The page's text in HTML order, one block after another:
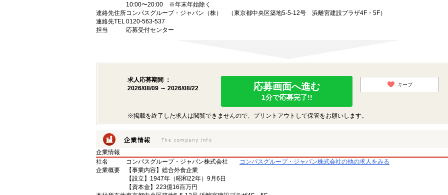
10:00〜20:00 ※年末年始除く
連絡先住所コンパスグループ・ジャパン（株） （東京都中央区築地5-5-12号 浜離宮建設プラザ4F・5F）
連絡先TEL0120-563-537
担当
応募受付センター
求人応募期間 ：
2026/08/09 ～ 2026/08/22
応募画面へ進む
1分で応募完了!!
キープ
※掲載を終了した求人は閲覧できませんので、プリントアウトして保管をお願いします。
企業情報
社名
コンパスグループ・ジャパン株式会社
コンパスグループ・ジャパン株式会社の他の求人をみる
企業概要
【事業内容】総合外食企業
【設立】1947年（昭和22年）9月6日
【資本金】223億16百万円